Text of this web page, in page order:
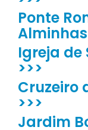
Ponte
Alminhas
Igreja de
>>>
Cruzeiro
>>>
Jardim